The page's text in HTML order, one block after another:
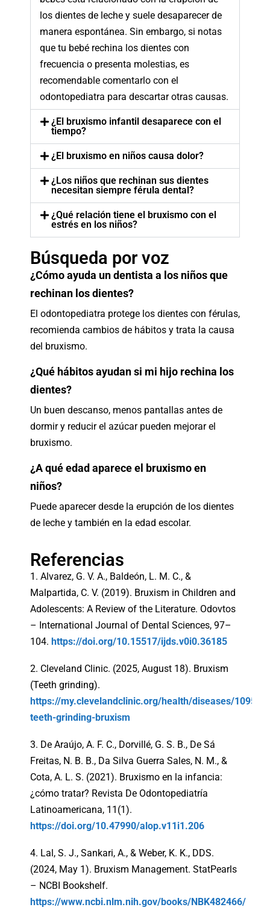
los dientes de leche y suele desaparecer de
manera espontánea. Sin embargo, si notas
que tu bebé rechina los dientes con
frecuencia o presenta molestias, es
recomendable comentarlo con el
odontopediatra para descartar otras causas.
¿El bruxismo infantil desaparece con el
tiempo?
¿El bruxismo en niños causa dolor?
¿Los niños que rechinan sus dientes
necesitan siempre férula dental?
¿Qué relación tiene el bruxismo con el
estrés en los niños?
Búsqueda por voz
¿Cómo ayuda un dentista a los niños que
rechinan los dientes?
El odontopediatra protege los dientes con férulas,
recomienda cambios de hábitos y trata la causa
del bruxismo.
¿Qué hábitos ayudan si mi hijo rechina los
dientes?
Un buen descanso, menos pantallas antes de
dormir y reducir el azúcar pueden mejorar el
bruxismo.
¿A qué edad aparece el bruxismo en
niños?
Puede aparecer desde la erupción de los dientes
de leche y también en la edad escolar.
Referencias
1. Alvarez, G. V. A., Baldeón, L. M. C., &
Malpartida, C. V. (2019). Bruxism in Children and
Adolescents: A Review of the Literature. Odovtos
– International Journal of Dental Sciences, 97–
104. https://doi.org/10.15517/ijds.v0i0.36185
2. Cleveland Clinic. (2025, August 18). Bruxism
(Teeth grinding).
https://my.clevelandclinic.org/health/diseases/10955-
teeth-grinding-bruxism
3. De Araújo, A. F. C., Dorvillé, G. S. B., De Sá
Freitas, N. B. B., Da Silva Guerra Sales, N. M., &
Cota, A. L. S. (2021). Bruxismo en la infancia:
¿cómo tratar? Revista De Odontopediatría
Latinoamericana, 11(1).
https://doi.org/10.47990/alop.v11i1.206
4. Lal, S. J., Sankari, A., & Weber, K. K., DDS.
(2024, May 1). Bruxism Management. StatPearls
– NCBI Bookshelf.
https://www.ncbi.nlm.nih.gov/books/NBK482466/